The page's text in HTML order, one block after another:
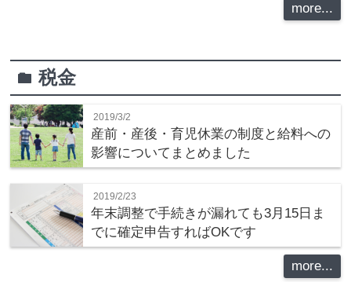
more...
folder税金
2019/3/2
産前・産後・育児休業の制度と給料への
影響についてまとめました
2019/2/23
年末調整で手続きが漏れても3月15日ま
でに確定申告すればOKです
more...